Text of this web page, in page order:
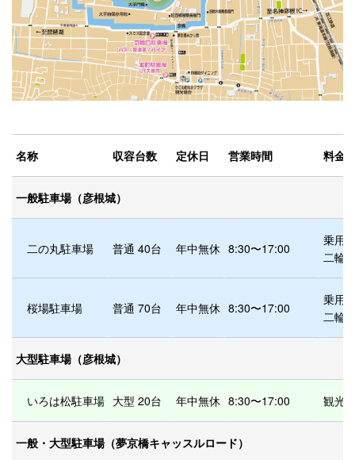
名称 収容台数 定休日 営業時間 料金
一般駐車場（彦根城）
二の丸駐車場 普通 40台 年中無休 8:30〜17:00
乗用
二輪
桜場駐車場 普通 70台 年中無休 8:30〜17:00
乗用
二輪
大型駐車場（彦根城）
いろは松駐車場 大型 20台 年中無休 8:30〜17:00 観光
一般・大型駐車場（夢京橋キャッスルロード）